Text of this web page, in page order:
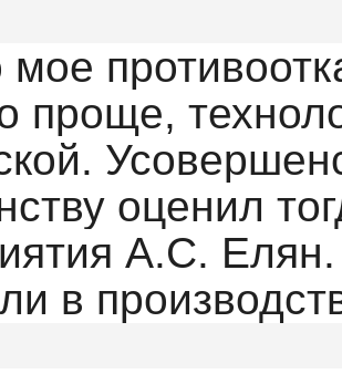
проще,
оценил
А.С.
в